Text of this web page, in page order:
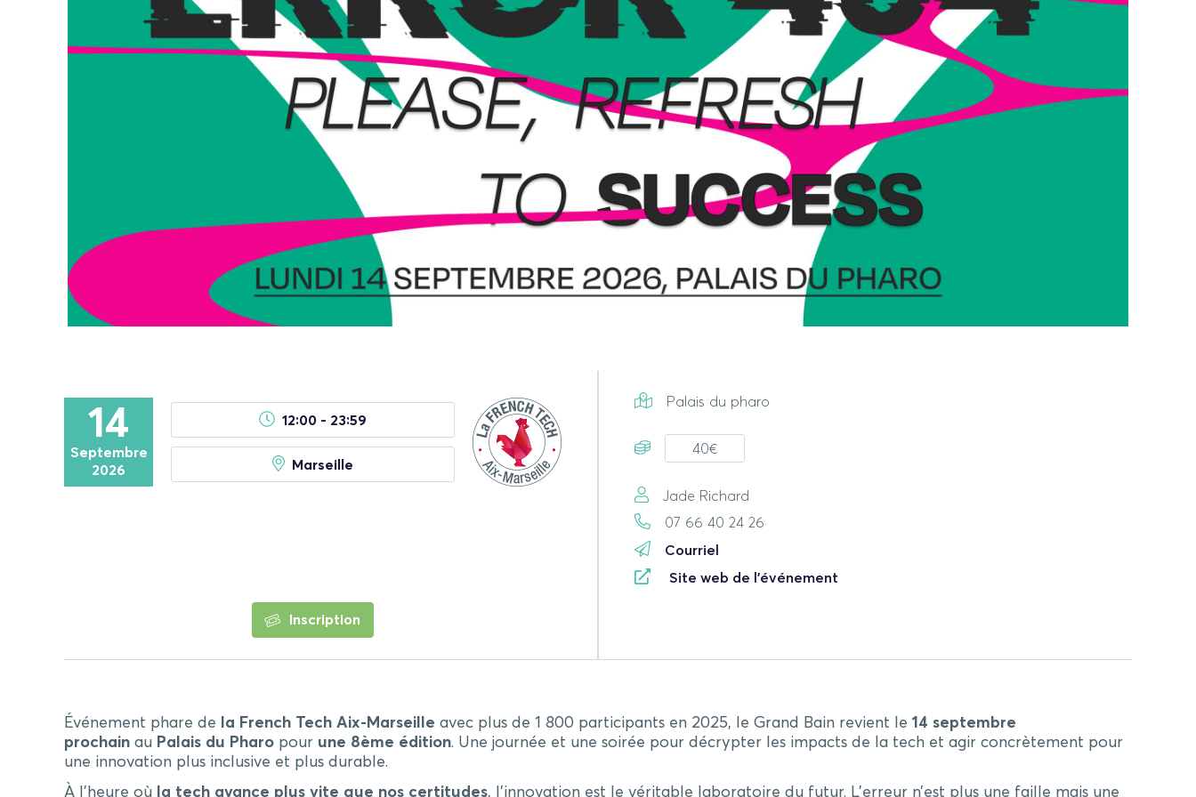
14
Septembre
2026
12:00 - 23:59
Marseille
Inscription
Palais du pharo
40€
Jade Richard
07 66 40 24 26
Courriel
Site web de l'événement
Événement phare de la French Tech Aix-Marseille avec plus de 1 800 participants en 2025, le Grand Bain revient le 14 septembre
prochain au Palais du Pharo pour une 8ème édition. Une journée et une soirée pour décrypter les impacts de la tech et agir concrètement pour
une innovation plus inclusive et plus durable.
À l’heure où
la tech avance plus vite que nos certitudes, l’innovation est le véritable laboratoire du futur. L’erreur n’est plus une faille mais une